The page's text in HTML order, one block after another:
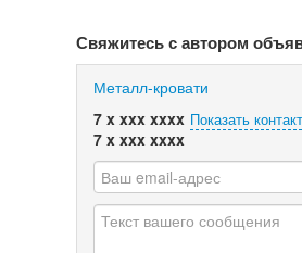
Свяжитесь с автором
Металл-кровати
7 x xxx xxxx Показать
7 x xxx xxxx